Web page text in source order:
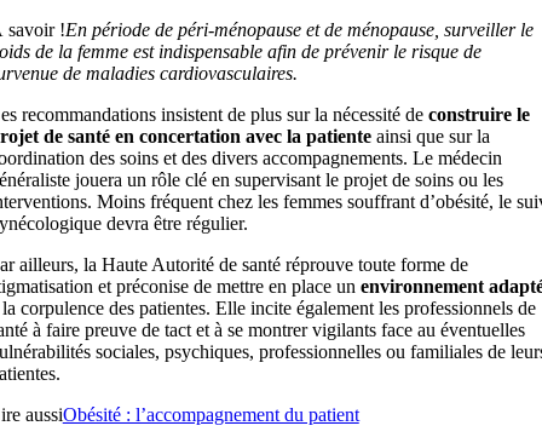
savoir !En période de péri-ménopause et de ménopause, surveiller le
de la femme est indispensable afin de prévenir le risque de
de maladies cardiovasculaires.
recommandations insistent de plus sur la nécessité de construire le
de santé en concertation avec la patienteainsi que sur la
des soins et des divers accompagnements. Le médecin
jouera un rôle clé en supervisant le projet de soins ou les
Moins fréquent chez les femmes souffrant d’obésité, le
devra être régulier.
ailleurs, la Haute Autorité de santé réprouve toute forme de
et préconise de mettre en place un environnement
corpulence des patientes. Elle incite également les professionnels de
à faire preuve de tact et à se montrer vigilants face au éventuelles
sociales, psychiques, professionnelles ou familiales de
aussiObésité : l’accompagnement du patient